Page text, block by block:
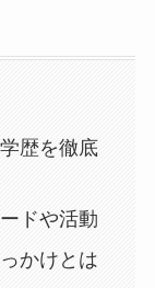
歴を徹底
ドや活動
かけとは